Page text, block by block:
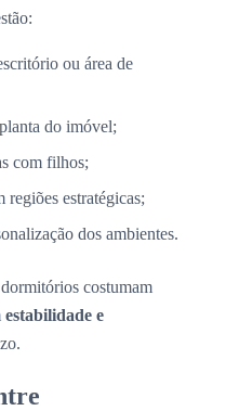
ou área de
do imóvel;
com filhos;
estratégicas;
dos ambientes.
costumam
estabilidade e